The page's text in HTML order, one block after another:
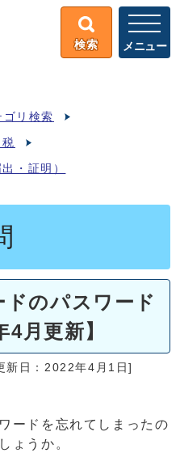
検索 メニュー
ゴリ検索
・証明）
のパスワード
月更新】
新日：2022年4月1日]
ードを忘れてしまったの
ょうか。